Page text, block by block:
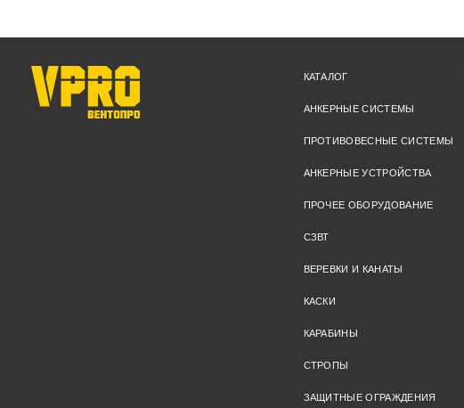
КАТАЛОГ
АНКЕРНЫЕ СИСТЕМЫ
ПРОТИВОВЕСНЫЕ СИСТЕМЫ
АНКЕРНЫЕ УСТРОЙСТВА
ПРОЧЕЕ ОБОРУДОВАНИЕ
СЗВТ
ВЕРЕВКИ И КАНАТЫ
КАСКИ
КАРАБИНЫ
СТРОПЫ
ЗАЩИТНЫЕ ОГРАЖДЕНИЯ